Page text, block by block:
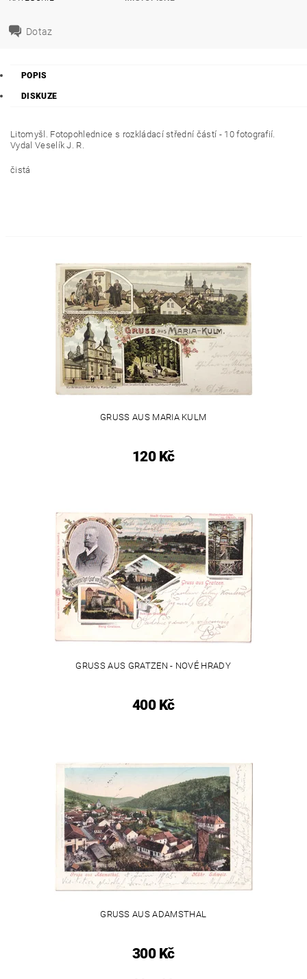
Dotaz
POPIS
DISKUZE
Litomyšl. Fotopohlednice s rozkládací střední částí - 10 fotografií.
Vydal Veselík J. R.
čistá
GRUSS AUS MARIA KULM
120 Kč
GRUSS AUS GRATZEN - NOVÉ HRADY
400 Kč
GRUSS AUS ADAMSTHAL
300 Kč